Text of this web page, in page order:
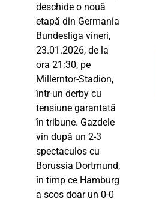
deschide o nouă
etapă din Germania
Bundesliga vineri,
23.01.2026, de la
ora 21:30, pe
Millerntor-Stadion,
într-un derby cu
tensiune garantată
în tribune. Gazdele
vin după un 2-3
spectaculos cu
Borussia Dortmund,
în timp ce Hamburg
a scos doar un 0-0